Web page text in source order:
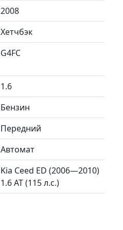
2008
Хетчбэк
G4FC
1.6
Бензин
Передний
Автомат
Kia Ceed ED (2006—2010)
1.6 AT (115 л.с.)